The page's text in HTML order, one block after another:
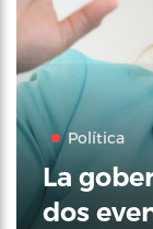
Política
La
dos